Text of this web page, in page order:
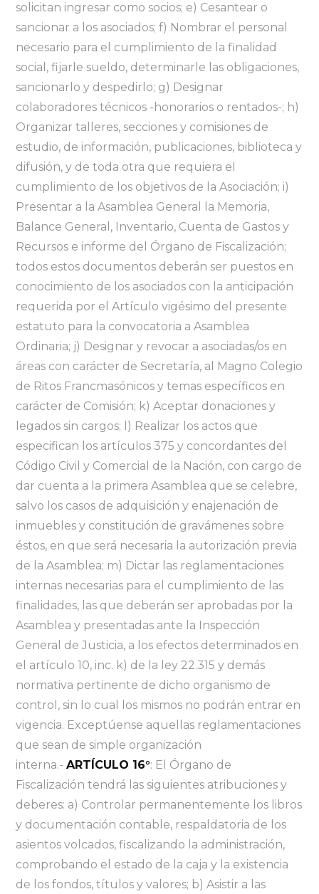
solicitan ingresar como socios; e) Cesantear o
sancionar a los asociados; f) Nombrar el personal
necesario para el cumplimiento de la finalidad
social, fijarle sueldo, determinarle las obligaciones,
sancionarlo y despedirlo; g) Designar
colaboradores técnicos -honorarios o rentados-; h)
Organizar talleres, secciones y comisiones de
estudio, de información, publicaciones, biblioteca y
difusión, y de toda otra que requiera el
cumplimiento de los objetivos de la Asociación; i)
Presentar a la Asamblea General la Memoria,
Balance General, Inventario, Cuenta de Gastos y
Recursos e informe del Órgano de Fiscalización;
todos estos documentos deberán ser puestos en
conocimiento de los asociados con la anticipación
requerida por el Artículo vigésimo del presente
estatuto para la convocatoria a Asamblea
Ordinaria; j) Designar y revocar a asociadas/os en
áreas con carácter de Secretaría, al Magno Colegio
de Ritos Francmasónicos y temas específicos en
carácter de Comisión; k) Aceptar donaciones y
legados sin cargos; l) Realizar los actos que
especifican los artículos 375 y concordantes del
Código Civil y Comercial de la Nación, con cargo de
dar cuenta a la primera Asamblea que se celebre,
salvo los casos de adquisición y enajenación de
inmuebles y constitución de gravámenes sobre
éstos, en que será necesaria la autorización previa
de la Asamblea; m) Dictar las reglamentaciones
internas necesarias para el cumplimiento de las
finalidades, las que deberán ser aprobadas por la
Asamblea y presentadas ante la Inspección
General de Justicia, a los efectos determinados en
el artículo 10, inc. k) de la ley 22.315 y demás
normativa pertinente de dicho organismo de
control, sin lo cual los mismos no podrán entrar en
vigencia. Exceptúense aquellas reglamentaciones
que sean de simple organización
interna.-ARTÍCULO 16°: El Órgano de
Fiscalización tendrá las siguientes atribuciones y
deberes: a) Controlar permanentemente los libros
y documentación contable, respaldatoria de los
asientos volcados, fiscalizando la administración,
comprobando el estado de la caja y la existencia
de los fondos, títulos y valores; b) Asistir a las